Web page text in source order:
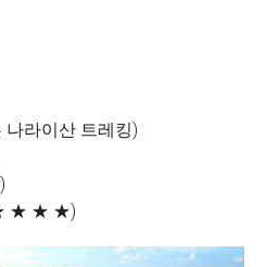
라이산 트레킹)
★ ★ ★ ★)